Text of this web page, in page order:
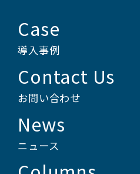
Case
導入事例
Contact Us
お問い合わせ
News
ニュース